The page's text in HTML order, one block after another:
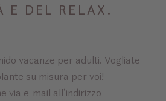
DEL RELAX.
vacanze per adulti. Vogliate
su misura per voi!
via e-mail all’indirizzo